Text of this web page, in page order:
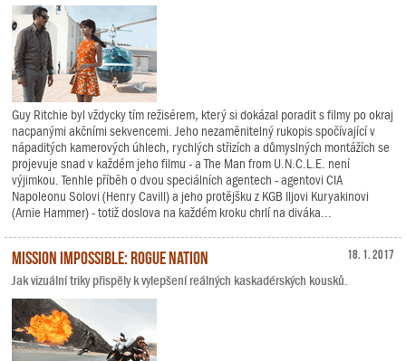
Guy Ritchie byl vždycky tím režisérem, který si dokázal poradit s filmy po okraj
nacpanými akčními sekvencemi. Jeho nezaměnitelný rukopis spočívající v
nápaditých kamerových úhlech, rychlých střizích a důmyslných montážích se
projevuje snad v každém jeho filmu - a The Man from U.N.C.L.E. není
výjimkou. Tenhle příběh o dvou speciálních agentech - agentovi CIA
Napoleonu Solovi (Henry Cavill) a jeho protějšku z KGB Iljovi Kuryakinovi
(Arnie Hammer) - totiž doslova na každém kroku chrlí na diváka...
18. 1. 2017
Mission Impossible: Rogue Nation
Jak vizuální triky přispěly k vylepšení reálných kaskadérských kousků.